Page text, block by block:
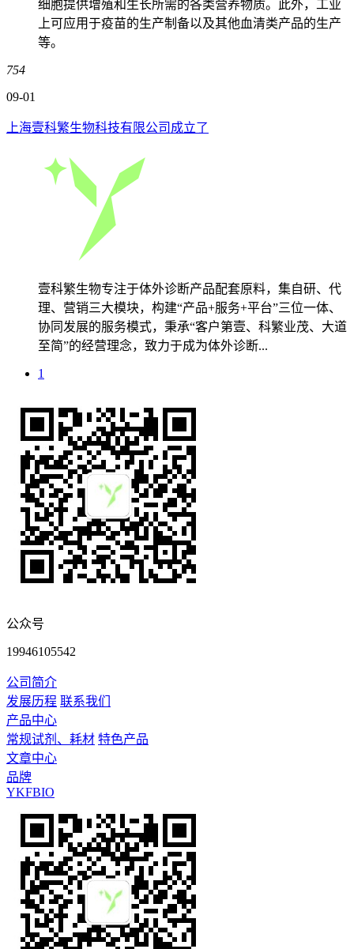
细胞提供增殖和生长所需的各类营养物质。此外，工业
上可应用于疫苗的生产制备以及其他血清类产品的生产
等。
754
09-01
上海壹科繁生物科技有限公司成立了
壹科繁生物专注于体外诊断产品配套原料，集自研、代
理、营销三大模块，构建“产品+服务+平台”三位一体、
协同发展的服务模式，秉承“客户第壹、科繁业茂、大道
至简”的经营理念，致力于成为体外诊断...
1
公众号
19946105542
公司简介
发展历程 联系我们
产品中心
常规试剂、耗材 特色产品
文章中心
品牌
YKFBIO